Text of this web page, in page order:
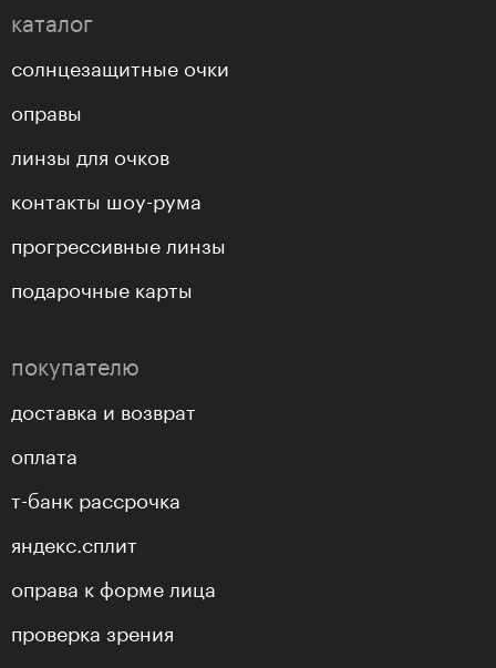
каталог
солнцезащитные очки
оправы
линзы для очков
контакты шоу-рума
прогрессивные линзы
подарочные карты
покупателю
доставка и возврат
оплата
т-банк рассрочка
яндекс.сплит
оправа к форме лица
проверка зрения